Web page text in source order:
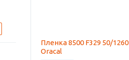
Пленка 8500 F329 50/1260
Oracal